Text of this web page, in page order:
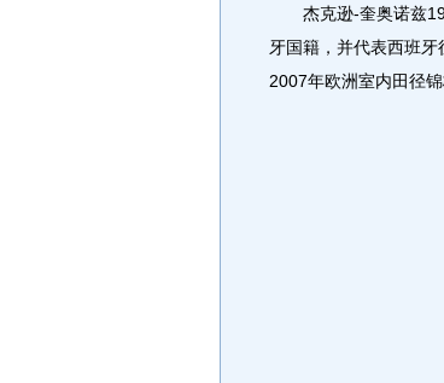
杰克逊-奎奥诺兹
牙国籍，并代表西班
2007年欧洲室内田径锦